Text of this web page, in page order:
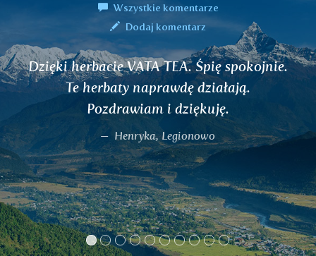
Wszystkie komentarze
Dodaj komentarz
Herbatka nerkowa VARUNA
pomogła, w tym przy kolce
bardzo dziękuję, mogę tylko
Magdalena Brstiáková,